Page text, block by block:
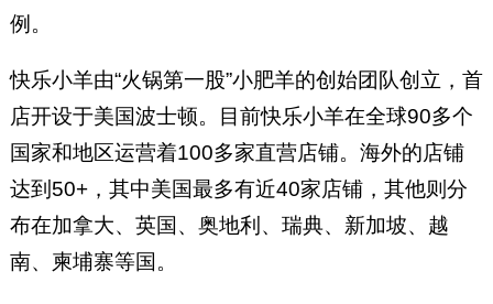
例。
快乐小羊由“火锅第一股”小肥羊的创始团队创立，首
店开设于美国波士顿。目前快乐小羊在全球90多个
国家和地区运营着100多家直营店铺。海外的店铺
达到50+，其中美国最多有近40家店铺，其他则分
布在加拿大、英国、奥地利、瑞典、新加坡、越
南、柬埔寨等国。